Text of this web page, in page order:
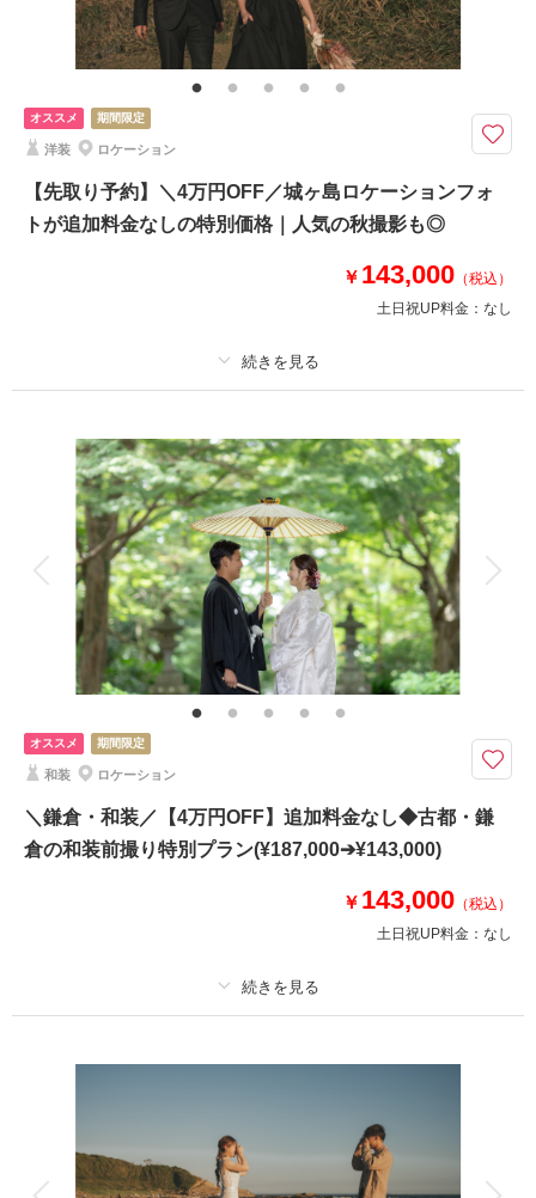
その他含むもの
100カットデータ（納期約3週間/レタッチ済）・ヘアメイク・撮影アテン
ド・アクセサリー類レンタル・ブーケ＆ブートニアレンタル・ベールレンタ
ル
8月までのお問い合わせでお得に♩◆ひと月3組までの特別価格 ￥121,000
⚫︎江ノ島周辺ロケーション
⚫︎データ：約100カット（色味補正等レタッチ済）
⚫︎衣装：国内外からセレクトしたドレスより１着お選び下さい
このプランで撮影可能な撮影レポート
相談予約する
来店・オンライン
撮影日の空き
を確認する
オススメ 期間限定
洋装 ロケーション
【先取り予約】＼4万円OFF／城ヶ島ロケーションフォ
トが追加料金なしの特別価格｜人気の秋撮影も◎
￥ 143,000 （税込）
土日祝UP料金： なし
撮影料 新婦衣装1着 新郎衣装1着
着付け ヘアメイク 小物一式
アルバム データ 150 カット 台紙付写真
衣装追加 会食 挙式
家族と撮影 家族用衣装レンタル ペットと撮影
その他含むもの
撮影データ150カット（納期3週間/レタッチ済）・ヘアメイク・撮影アテン
ド・アクセサリー類レンタル・ブーケ＆ブートニアレンタル・ベールレンタ
ル
8月までにお問い合わせでお得に♩｜全データ（レタッチ込）、ドレス・美
●ロケ地：城ヶ島
●データ:約150カット(色味補正等レタッチ済)
●衣装:国内外からセレクトしたドレスより1着レンタル（持込無料/ドレスグ
このプランで撮影可能な撮影レポート
オススメ 期間限定
和装 ロケーション
＼鎌倉・和装／【4万円OFF】追加料金なし◆古都・鎌
倉の和装前撮り特別プラン(¥187,000➔¥143,000)
￥ 143,000 （税込）
土日祝UP料金： なし
アルバム データ 100 カット